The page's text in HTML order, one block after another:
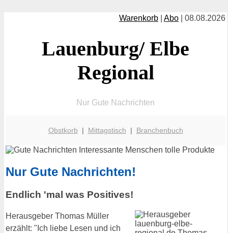
Warenkorb Abo | 08.08.2026
Lauenburg/ Elbe
Regional
Nur Gute Nachrichten
Obstkorb | Mittagstisch | Branchenbuch
Nur Gute Nachrichten!
Endlich 'mal was Positives!
Herausgeber Thomas Müller
erzählt: "Ich liebe Lesen und ich